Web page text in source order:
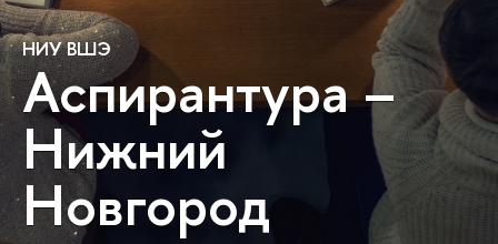
НИУ ВШЭ
Аспирантура –
Нижний
Новгород